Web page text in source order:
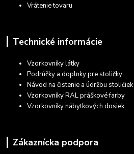
Vrátenie tovaru
Technické informácie
Vzorkovníky látky
Podrúčky a doplnky pre stoličky
Návod na čistenie a údržbu stoličiek
Vzorkovníky RAL práškové farby
Vzorkovníky nábytkových dosiek
Zákaznícka podpora